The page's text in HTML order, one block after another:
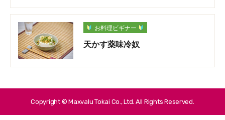
お料理ビギナー
天かす薬味冷奴
Copyright © Maxvalu Tokai Co., Ltd. All Rights Reserved.